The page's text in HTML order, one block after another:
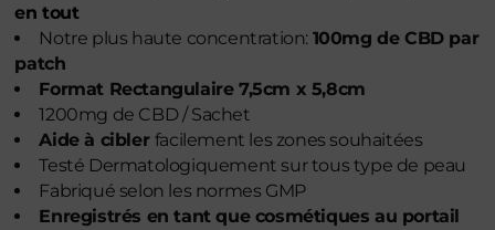
en tout
Notre plus haute concentration: 100mg de CBD par
patch
Format Rectangulaire 7,5cm x 5,8cm
1200mg de CBD / Sachet
Aide à cibler facilement les zones souhaitées
Testé Dermatologiquement sur tous type de peau
Fabriqué selon les normes GMP
Enregistrés en tant que cosmétiques au portail